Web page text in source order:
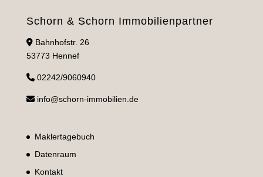
Schorn & Schorn Immobilienpartner
Bahnhofstr. 26
53773 Hennef
02242/9060940
info@schorn-immobilien.de
Maklertagebuch
Datenraum
Kontakt